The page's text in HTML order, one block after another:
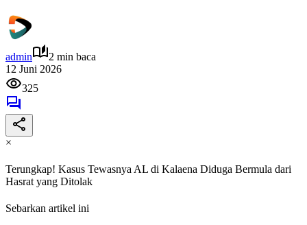
admin
2 min baca
12 Juni 2026
325
×
Terungkap! Kasus Tewasnya AL di Kalaena Diduga Bermula dari
Hasrat yang Ditolak
Sebarkan artikel ini